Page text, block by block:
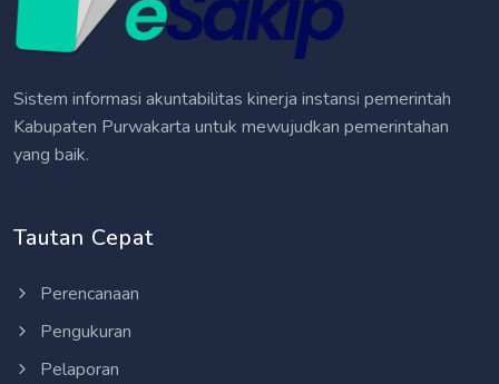
Sistem informasi akuntabilitas kinerja instansi pemerintah
Kabupaten Purwakarta untuk mewujudkan pemerintahan
yang baik.
Tautan Cepat
Perencanaan
Pengukuran
Pelaporan